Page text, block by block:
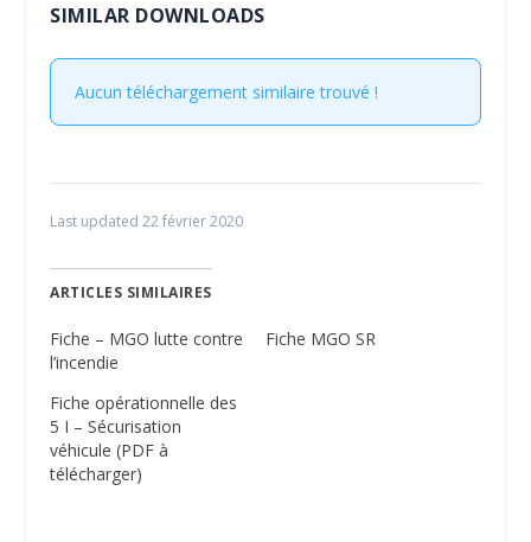
SIMILAR DOWNLOADS
Aucun téléchargement similaire trouvé !
Last updated 22 février 2020
ARTICLES SIMILAIRES
Fiche – MGO lutte contre
l’incendie
Fiche MGO SR
Fiche opérationnelle des
5 I – Sécurisation
véhicule (PDF à
télécharger)